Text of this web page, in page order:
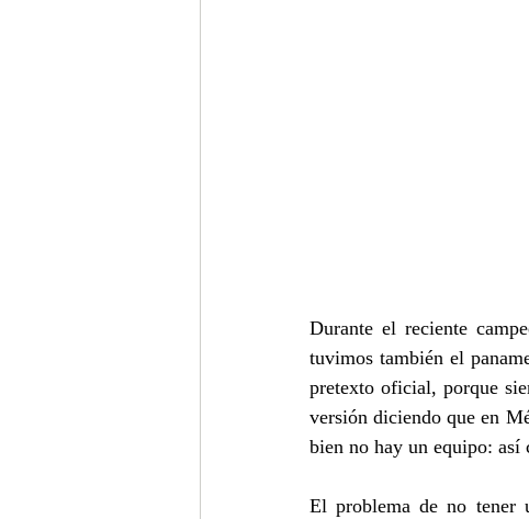
Durante el reciente
tuvimos también el
pretexto oficial, porque
versión diciendo que en
bien no hay un equipo: así
El problema de no tener